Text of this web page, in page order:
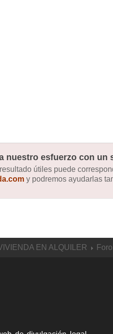
nuestro esfuerzo con un
útiles puede
y podremos ayudarlas
EN ALQUILER